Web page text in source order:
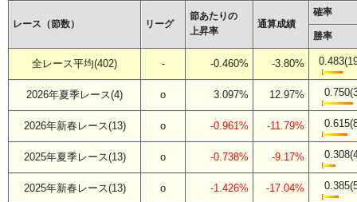
レース（節数） リーグ
節あたりの
上昇率
通算成績
確率
勝率
全レース平均(402) - -0.460% -3.80%
2026年夏季レース(4) o 3.097% 12.97%
2026年新春レース(13) o -0.961% -11.79%
2025年夏季レース(13) o -0.738% -9.17%
2025年新春レース(13) o -1.426% -17.04%